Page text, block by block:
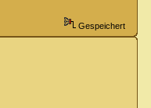
Gespeichert